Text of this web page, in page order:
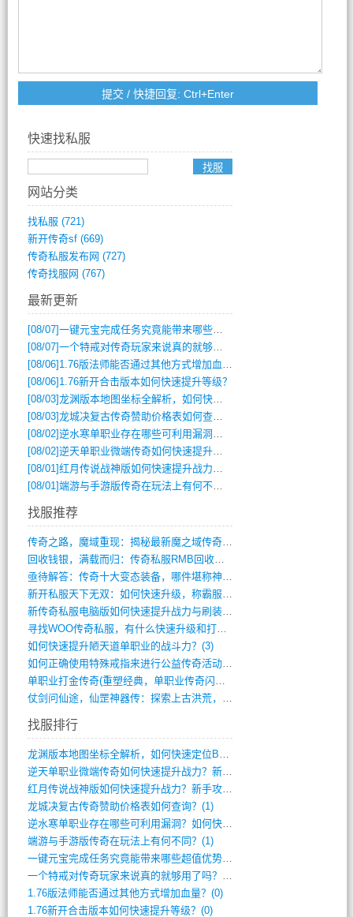
快速找私服
网站分类
找私服 (721)
新开传奇sf(669)
传奇私服发布网 (727)
传奇找服网 (767)
最新更新
[08/07]一键元宝完成任务究竟能带来哪些超值优势？
[08/07]一个特戒对传奇玩家来说真的就够用了吗？
[08/06] 1.76版法师能否通过其他方式增加血量？
[08/06] 1.76新开合击版本如何快速提升等级？
[08/03]龙渊版本地图坐标全解析，如何快速定位BOSS位置？
[08/03]龙城决复古传奇赞助价格表如何查询？
[08/02]逆水寒单职业存在哪些可利用漏洞？如何快速提升战力？
[08/02]逆天单职业微端传奇如何快速提升战力？新手必看攻略
[08/01]红月传说战神版如何快速提升战力？新手攻略全解析？
[08/01]端游与手游版传奇在玩法上有何不同？
找服推荐
传奇之路，魔域重现：揭秘最新魔之域传奇攻(712)
回收钱银，满载而归：传奇私服RMB回收装(548)
亟待解答：传奇十大变态装备，哪件堪称神器(347)
新开私服天下无双：如何快速升级，称霸服务(681)
新传奇私服电脑版如何快速提升战力与刷装备(835)
寻找WOO传奇私服，有什么快速升级和打宝(864)
如何快速提升陋天道单职业的战斗力？(3)
如何正确使用特殊戒指来进行公益传奇活动？(10)
单职业打金传奇(重塑经典，单职业传奇闪耀(10)
仗剑问仙途，仙罡神器传：探索上古洪荒，揭(813)
找服排行
龙渊版本地图坐标全解析，如何快速定位BO(3)
逆天单职业微端传奇如何快速提升战力？新手(2)
红月传说战神版如何快速提升战力？新手攻略(2)
龙城决复古传奇赞助价格表如何查询？(1)
逆水寒单职业存在哪些可利用漏洞？如何快速(1)
端游与手游版传奇在玩法上有何不同？(1)
一键元宝完成任务究竟能带来哪些超值优势？(0)
一个特戒对传奇玩家来说真的就够用了吗？(0)
1.76版法师能否通过其他方式增加血量？(0)
1.76新开合击版本如何快速提升等级？(0)